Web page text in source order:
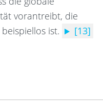
vorantreibt, die
ist.
[13]